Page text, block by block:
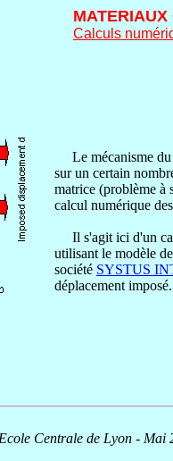
MATERIAUX
Calculs
Le mécanisme du
sur un certain
matrice (problème à
calcul numérique
Il s'agit ici d'un
utilisant le modèle
société SYSTUS
déplacement imposé.
Centrale de Lyon - Mai